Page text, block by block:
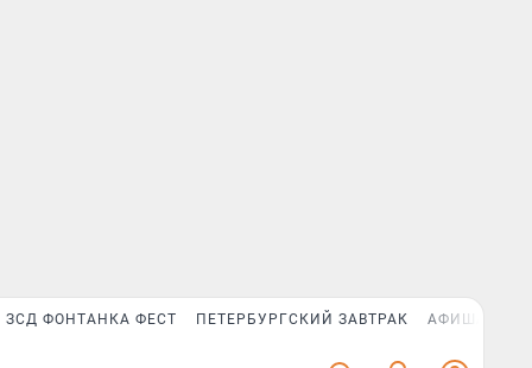
ЗСД ФОНТАНКА ФЕСТ ПЕТЕРБУРГСКИЙ ЗАВТРАК АФИША PLUS